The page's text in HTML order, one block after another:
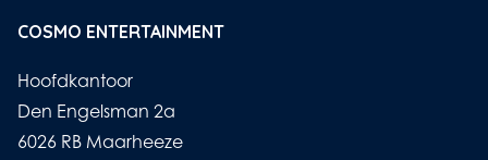
COSMO ENTERTAINMENT
Hoofdkantoor
Den Engelsman 2a
6026 RB Maarheeze